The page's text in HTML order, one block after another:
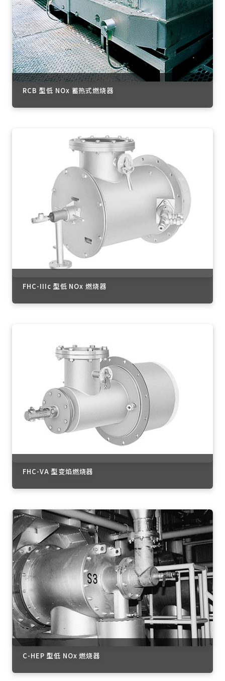
RCB 型低 NOx 蓄热式燃烧器
FHC-IIIc 型低 NOx 燃烧器
FHC-VA 型变焰燃烧器
C-HEP 型低 NOx 燃烧器